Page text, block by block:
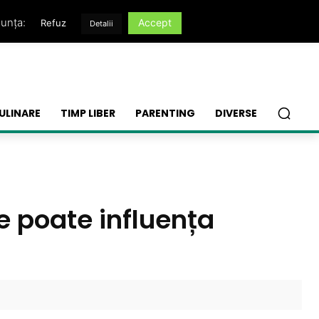
TIMP LIBER PARENTING DIVERSE
poate influența
Refuz Detalii Accept